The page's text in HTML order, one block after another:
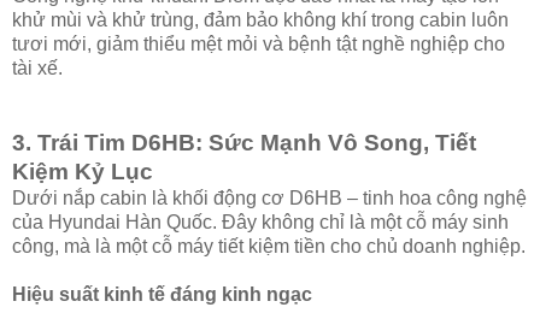
khử mùi và khử trùng, đảm bảo không khí trong cabin luôn
tươi mới, giảm thiểu mệt mỏi và bệnh tật nghề nghiệp cho
tài xế.
3. Trái Tim D6HB: Sức Mạnh Vô Song, Tiết
Kiệm Kỷ Lục
Dưới nắp cabin là khối động cơ D6HB – tinh hoa công nghệ
của Hyundai Hàn Quốc. Đây không chỉ là một cỗ máy sinh
công, mà là một cỗ máy tiết kiệm tiền cho chủ doanh nghiệp.
Hiệu suất kinh tế đáng kinh ngạc